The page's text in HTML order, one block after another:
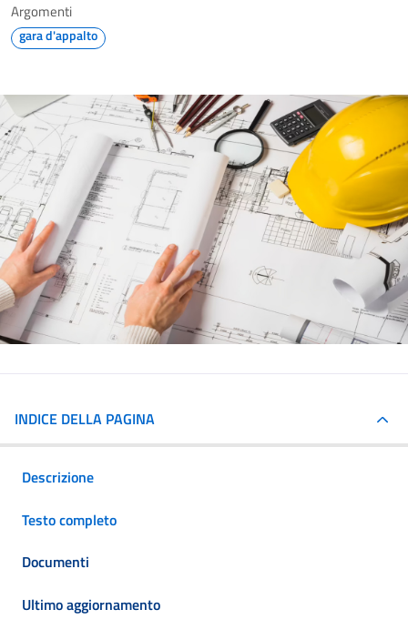
Argomenti
gara d'appalto
INDICE DELLA PAGINA
Descrizione
Testo completo
Documenti
Ultimo aggiornamento